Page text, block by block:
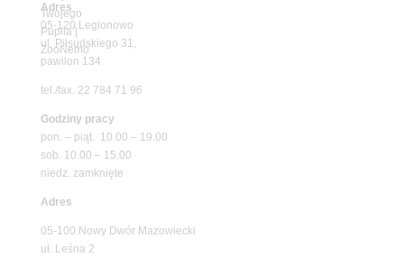
Adres
05-120 Legionowo
ul. Piłsudskiego 31,
pawilon 134
tel./fax. 22 784 71 96
Godziny pracy
pon. – piąt. 10.00 – 19.00
sob. 10.00 – 15.00
niedz. zamknięte
Adres
05-100 Nowy Dwór Mazowiecki
ul. Leśna 2